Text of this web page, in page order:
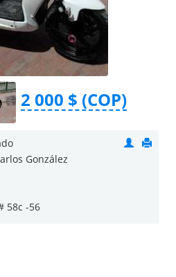
2 000 $ (COP)
González
58c -56